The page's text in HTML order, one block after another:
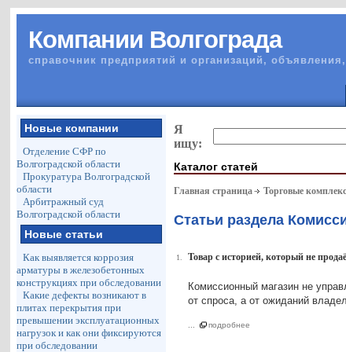
Компании Волгограда
справочник предприятий и организаций,
Новые компании
Отделение СФР по
Волгоградской области
Прокуратура Волгоградской
области
Арбитражный суд
Волгоградской области
Новые статьи
Как выявляется коррозия
арматуры в железобетонных
конструкциях при обследовании
Какие дефекты возникают в
плитах перекрытия при
превышении эксплуатационных
нагрузок и как они фиксируются
при обследовании
Я
ищу:
Каталог статей
Главная страница Торговые
Статьи раздела
1. Товар с историей, который не
Комиссионный магазин не
от спроса, а от ожиданий
подробнее